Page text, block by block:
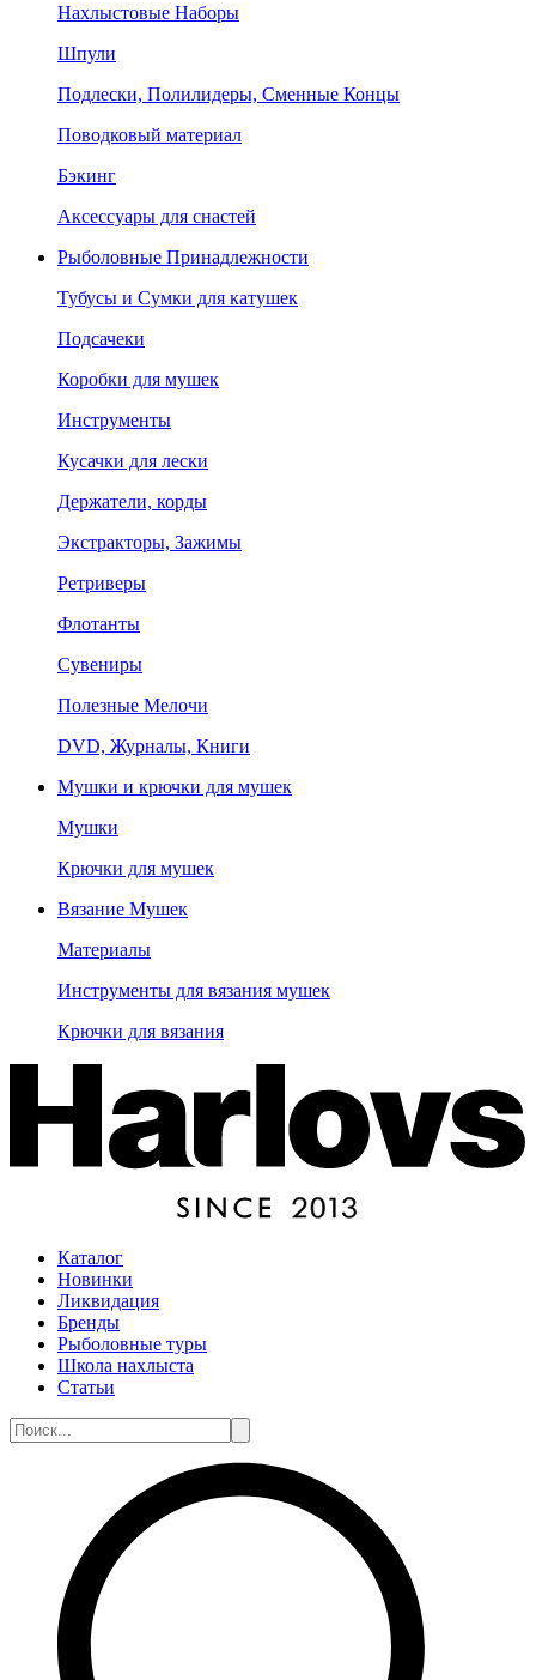
Нахлыстовые Наборы
Шпули
Подлески, Полилидеры, Сменные Концы
Поводковый материал
Бэкинг
Аксессуары для снастей
Рыболовные Принадлежности
Тубусы и Сумки для катушек
Подсачеки
Коробки для мушек
Инструменты
Кусачки для лески
Держатели, корды
Экстракторы, Зажимы
Ретриверы
Флотанты
Сувениры
Полезные Мелочи
DVD, Журналы, Книги
Мушки и крючки для мушек
Мушки
Крючки для мушек
Вязание Мушек
Материалы
Инструменты для вязания мушек
Крючки для вязания
Каталог
Новинки
Ликвидация
Бренды
Рыболовные туры
Школа нахлыста
Статьи